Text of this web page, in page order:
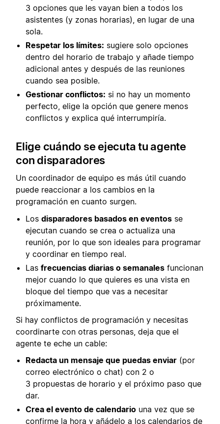
3 opciones que les vayan bien a todos los
asistentes (y zonas horarias), en lugar de una
sola.
Respetar los límites: sugiere solo opciones
dentro del horario de trabajo y añade tiempo
adicional antes y después de las reuniones
cuando sea posible.
Gestionar conflictos: si no hay un momento
perfecto, elige la opción que genere menos
conflictos y explica qué interrumpiría.
Elige cuándo se ejecuta tu agente
con disparadores
Un coordinador de equipo es más útil cuando
puede reaccionar a los cambios en la
programación en cuanto surgen.
Los disparadores basados en eventos se
ejecutan cuando se crea o actualiza una
reunión, por lo que son ideales para programar
y coordinar en tiempo real.
Las frecuencias diarias o semanales funcionan
mejor cuando lo que quieres es una vista en
bloque del tiempo que vas a necesitar
próximamente.
Si hay conflictos de programación y necesitas
coordinarte con otras personas, deja que el
agente te eche un cable:
Redacta un mensaje que puedas enviar (por
correo electrónico o chat) con 2 o
3 propuestas de horario y el próximo paso que
dar.
Crea el evento de calendario una vez que se
confirme la hora y añádelo a los calendarios de